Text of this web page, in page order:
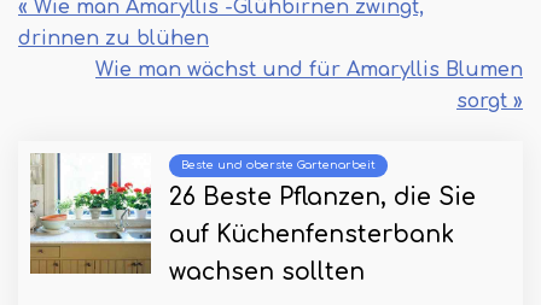
« Wie man Amaryllis -Glühbirnen zwingt,
drinnen zu blühen
Wie man wächst und für Amaryllis Blumen
sorgt »
Beste und oberste Gartenarbeit
26 Beste Pflanzen, die Sie
auf Küchenfensterbank
wachsen sollten